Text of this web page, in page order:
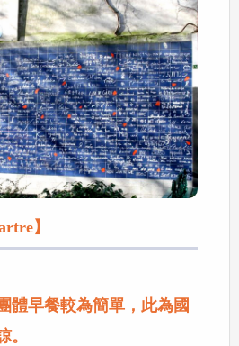
】
體早餐較為簡單，此為國
。